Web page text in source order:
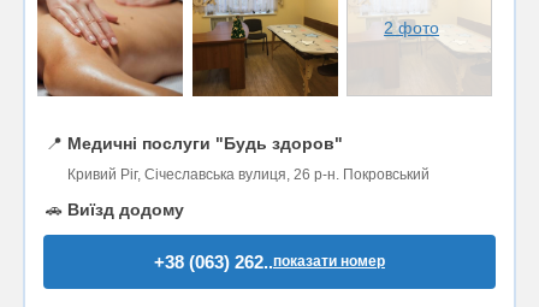
2 фото
📍 Медичні послуги "Будь здоров"
Кривий Ріг, Січеславська вулиця, 26 р-н. Покровський
🚗 Виїзд додому
+38 (063) 262..показати номер